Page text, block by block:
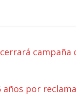
campaña
por